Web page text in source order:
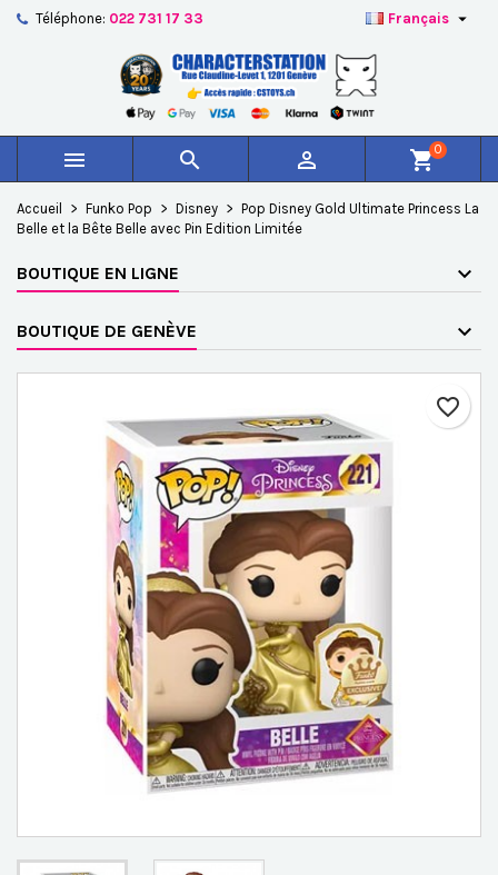
Téléphone: 022 731 17 33 Français 
   shopping_cart0
Accueil Funko Pop Disney
Pop Disney Gold Ultimate Princess La
Belle et la Bête Belle avec Pin Edition Limitée
BOUTIQUE EN LIGNE
BOUTIQUE DE GENÈVE
favorite_border
Créer une nouvelle liste
Nom de la liste d'envies
Annuler Créer une liste d'envies
Vous devez être connecté pour ajouter des produits à
votre liste d'envies.